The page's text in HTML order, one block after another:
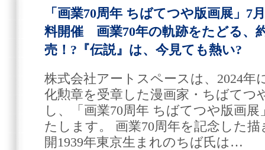
「画業70周年 ちばてつや版画展」7
料開催 画業70年の軌跡をたどる、
売！?『伝説』は、今見ても熱い?
株式会社アートスペースは、2024年
化勲章を受章した漫画家・ちばてつ
し、「画業70周年 ちばてつや版画
たします。 画業70周年を記念した
開1939年東京生まれのちば氏は…